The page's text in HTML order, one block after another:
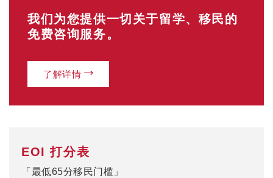
我们为您提供一切关于留学、移民的
免费咨询服务。
了解详情
EOI 打分表
「最低65分移民门槛」